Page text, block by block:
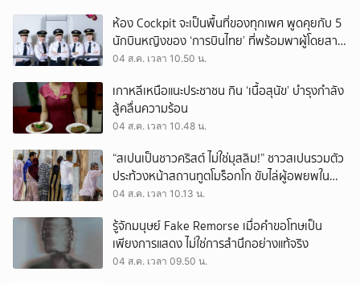
ห้อง Cockpit จะเป็นพื้นที่ของทุกเพศ พูดคุยกับ 5
นักบินหญิงของ ‘การบินไทย’ ที่พร้อมพาผู้โดยสาร
บินไปทั่วโลก
04 ส.ค. เวลา 10.50 น.
เกาหลีเหนือแนะประชาชน กิน ‘เนื้อสุนัข’ บำรุงกำลัง
สู้คลื่นความร้อน
04 ส.ค. เวลา 10.48 น.
“สเปนเป็นชาวคริสต์ ไม่ใช่มุสลิม!” ชาวสเปนรวมตัว
ประท้วงหน้าสถานทูตโมร็อกโก ขับไล่ผู้อพยพใน
เมืองเซวตาออกนอกประเทศ
04 ส.ค. เวลา 10.13 น.
รู้จักมนุษย์ Fake Remorse เมื่อคำขอโทษเป็น
เพียงการแสดง ไม่ใช่การสำนึกอย่างแท้จริง
04 ส.ค. เวลา 09.50 น.